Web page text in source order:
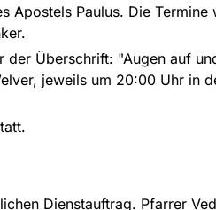
Apostels Paulus. Die Termine
der Überschrift: "Augen auf
jeweils um 20:00 Uhr in
Dienstauftrag. Pfarrer